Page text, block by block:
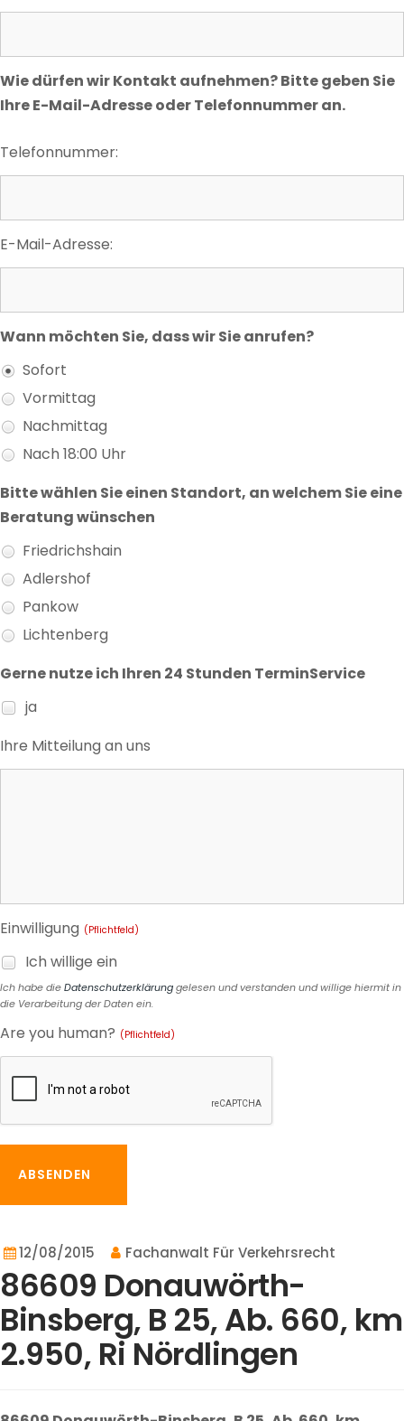
Wie dürfen wir Kontakt aufnehmen? Bitte geben Sie
Ihre E-Mail-Adresse oder Telefonnummer an.
Telefonnummer:
E-Mail-Adresse:
Wann möchten Sie, dass wir Sie anrufen?
Sofort
Vormittag
Nachmittag
Nach 18:00 Uhr
Bitte wählen Sie einen Standort, an welchem Sie eine
Beratung wünschen
Friedrichshain
Adlershof
Pankow
Lichtenberg
Gerne nutze ich Ihren 24 Stunden TerminService
ja
Ihre Mitteilung an uns
Einwilligung (Pflichtfeld)
Ich willige ein
Ich habe dieDatenschutzerklärunggelesen und verstanden und willige hiermit in
die Verarbeitung der Daten ein.
Are you human? (Pflichtfeld)
ABSENDEN
12/08/2015 Fachanwalt Für Verkehrsrecht
86609 Donauwörth-
Binsberg, B 25, Ab. 660, km
2.950, Ri Nördlingen